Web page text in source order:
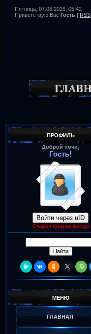
Пятница, 07.08.2026, 05:42
Приветствую Вас Гость | RSS
ПРОФИЛЬ
Доброй ночи,
Гость!
Войти через uID
Старая форма входа
МЕНЮ
ГЛАВНАЯ